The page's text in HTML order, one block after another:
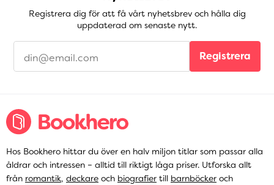
Registrera dig för att få vårt nyhetsbrev och hålla dig
uppdaterad om senaste nytt.
Registrera
Hos Bookhero hittar du över en halv miljon titlar som passar alla
åldrar och intressen – alltid till riktigt låga priser. Utforska allt
från romantik, deckare och biografier till barnböcker och